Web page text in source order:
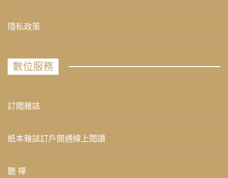
隱私政策
數位服務
訂閱雜誌
紙本雜誌訂戶開通線上閱讀
聽 禪